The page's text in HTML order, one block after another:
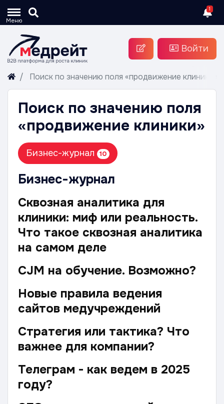
Меню
1
Войти
Поиск по значению поля «продвижение клиники»
Поиск по значению поля
«продвижение клиники»
Бизнес-журнал 10
Бизнес-журнал
Сквозная аналитика для
клиники: миф или реальность.
Что такое сквозная аналитика
на самом деле
CJM на обучение. Возможно?
Новые правила ведения
сайтов медучреждений
Стратегия или тактика? Что
важнее для компании?
Телеграм - как ведем в 2025
году?